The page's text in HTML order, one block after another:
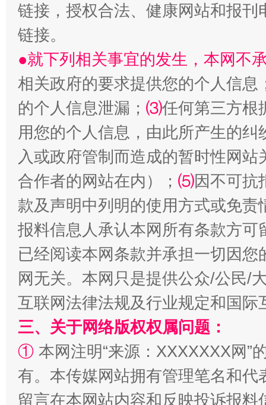
受贿1.44亿！段成刚被判无期 从幼
全民健身五年计划来了！等你上场
链接，授权合法、健康网站和报
链接。
●就下列相关事宜的发生，本网不
相关政府的要求提供您的个人信息
的个人信息泄漏； ⑶任何第三方根
用您的个人信息，由此所产生的纠
入或政府管制而造成的暂时性网
合作者的网站在内）； ⑸因不可抗
款及声明中列明的使用方式或免责
报料信息人承认本网所有条款方
已经阅读本网条款并承担一切因
网无关。本网只是提供公众/公民/
互联网法律法规及行业规定和国
三、关于网络版权权属问题：
① 本网注明“来源：XXXXXXX网”
有。本传媒网站拥有管理笔名和
留言在本网站内容和反映投诉报